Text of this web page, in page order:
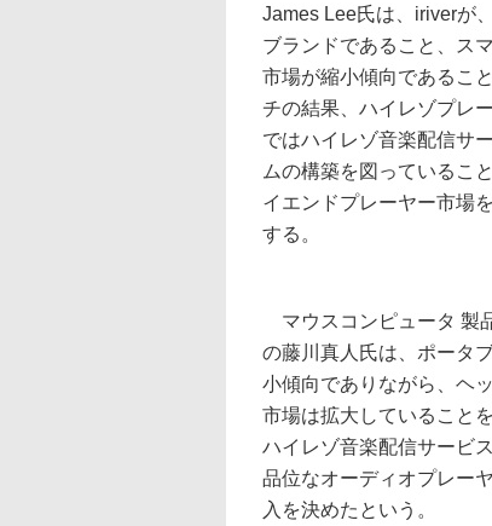
James Lee氏は、iriverが
ブランドであること、ス
市場が縮小傾向であるこ
チの結果、ハイレゾプレ
ではハイレゾ音楽配信サ
ムの構築を図っているこ
イエンドプレーヤー市場
する。
マウスコンピュータ 製
の藤川真人氏は、ポータ
小傾向でありながら、ヘ
市場は拡大していること
ハイレゾ音楽配信サービ
品位なオーディオプレー
入を決めたという。